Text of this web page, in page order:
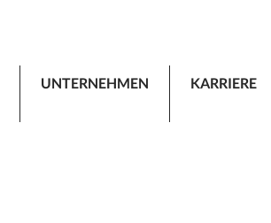
UNTERNEHMEN KARRIERE